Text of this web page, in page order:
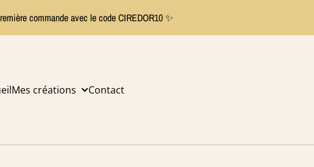
commande avec le code CIREDOR10 ✨
Mes créations Contact